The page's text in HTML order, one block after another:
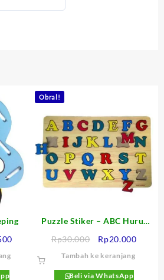
Obral!
Puzzle Stiker – ABC Huruf
Rp30.000
Harga
aslinya
Rp30.000.
Rp20.000Harga
Tambah ke keranjang
Beli via WhatsApp